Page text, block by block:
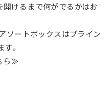
けるまで何がでるかはお
アソートボックスはブライン
。
ら≫